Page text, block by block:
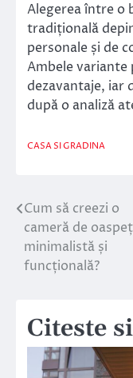
Alegerea între o
tradițională
personale și de
Ambele variante
dezavantaje, iar
după o analiză
CASA SI GRADINA
Navigare
în
articole
Cum să creezi o
cameră de
minimalistă și
funcțională?
Citeste si